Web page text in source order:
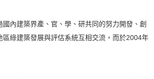
內建築界產、官、學、研共同的努力開發、創
綠建築發展與評估系統互相交流，而於2004年